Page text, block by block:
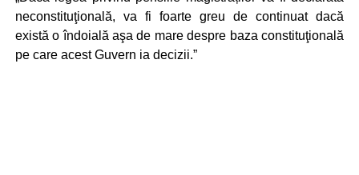
neconstituţională, va fi foarte greu de continuat dacă
există o îndoială aşa de mare despre baza constituţională
pe care acest Guvern ia decizii.”